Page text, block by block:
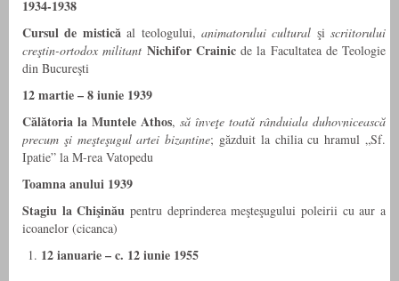
1934-1938
Cursul de misticăal teologului, animatorului cultural şi scriitorului
creştin-ortodox militant Nichifor Crainicde la Facultatea de Teologie
din Bucureşti
12 martie – 8 iunie 1939
Călătoria la Muntele Athos, să înveţe toată rânduiala duhovnicească
precum şi meşteşugul artei bizantine; găzduit la chilia cu hramul „Sf.
Ipatie” la M-rea Vatopedu
Toamna anului 1939
Stagiu la Chişinău pentru deprinderea meşteşugului poleirii cu aur a
icoanelor (cicanca)
12 ianuarie – c. 12 iunie 1955